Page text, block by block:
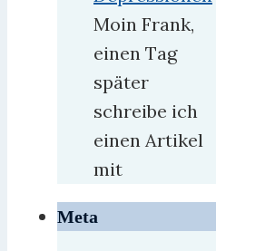
Moin Frank,
einen Tag
später
schreibe ich
einen Artikel
mit
Meta